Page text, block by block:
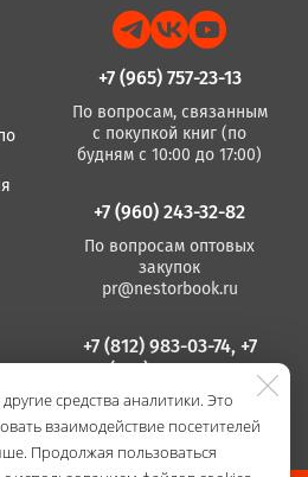
+7 (965) 757-23-13
По вопросам, связанным
с покупкой книг (по
будням с 10:00 до 17:00)
+7 (960) 243-32-82
По вопросам оптовых
закупок
pr@nestorbook.ru
+7 (812) 983-03-74, +7
(812) 235 15 86
По вопросам издания
книг
(по будням с 10:00 до
17:00)
средства аналитики. Это
взаимодействие посетителей
Продолжая пользоваться